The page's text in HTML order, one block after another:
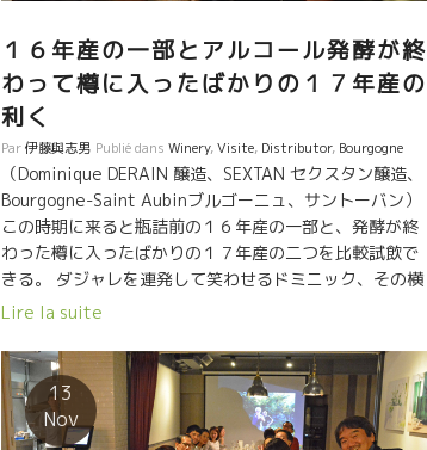
か、ワクワクしてくる。 色んなタイプのワインを持
ち込んで台湾系中華料理に合わせた。 ミネラル感タップ
リのドミニック・ドゥランの白と、南仏の赤ワインがよ
く相性が良かった。 特に抜群に相性が良かったの
は、ミレンヌ・ブリュさんのカリニャン品種で醸すRita
リタは凄かった。 回転する丸テーブルに次々と料理が運
ばれて、料理との相性を検証しながら楽しんだ。 最高の
ひと時だった。 台湾では第一人者のソムリエの
Kennyケニーさんの真剣に料理との相性を研究してい
た。 彼らは世界中の超一流レストランで自然派ワインが
供されているのを知っている。
１６年産の一部とアルコール発酵が終
わって樽に入ったばかりの１７年産の
利く
Par伊藤與志男 Publié dans Winery,Visite, Distributor, Bourgogne
（Dominique DERAIN 醸造、SEXTAN セクスタン醸造、
Bourgogne-Saint Aubinブルゴーニュ、サントーバン）
この時期に来ると瓶詰前の１６年産の一部と、発酵が終
わった樽に入ったばかりの１７年産の二つを比較試飲で
きる。 ダジャレを連発して笑わせるドミニック、その横
いつものダジャレを薄笑いしながらモクモクと自分が醸
の二人は名コンビだ。 熱心なRebeccaレベッ
カさんは、このドゥランのミネラルがきいたブルゴーニ
ュが大好きだ。 １６年産と１７年産をどうしても試飲し
たかった。あまりにもの美味しさにレベッカもバーバラ
Lire la suite
13
Nov